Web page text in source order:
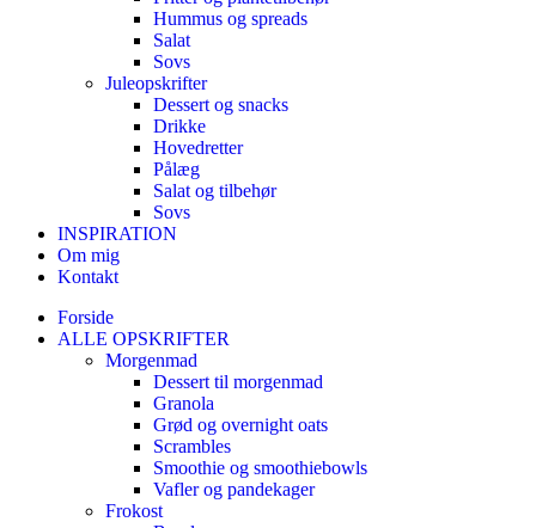
Hummus og spreads
Salat
Sovs
Juleopskrifter
Dessert og snacks
Drikke
Hovedretter
Pålæg
Salat og tilbehør
Sovs
INSPIRATION
Om mig
Kontakt
Forside
ALLE OPSKRIFTER
Morgenmad
Dessert til morgenmad
Granola
Grød og overnight oats
Scrambles
Smoothie og smoothiebowls
Vafler og pandekager
Frokost